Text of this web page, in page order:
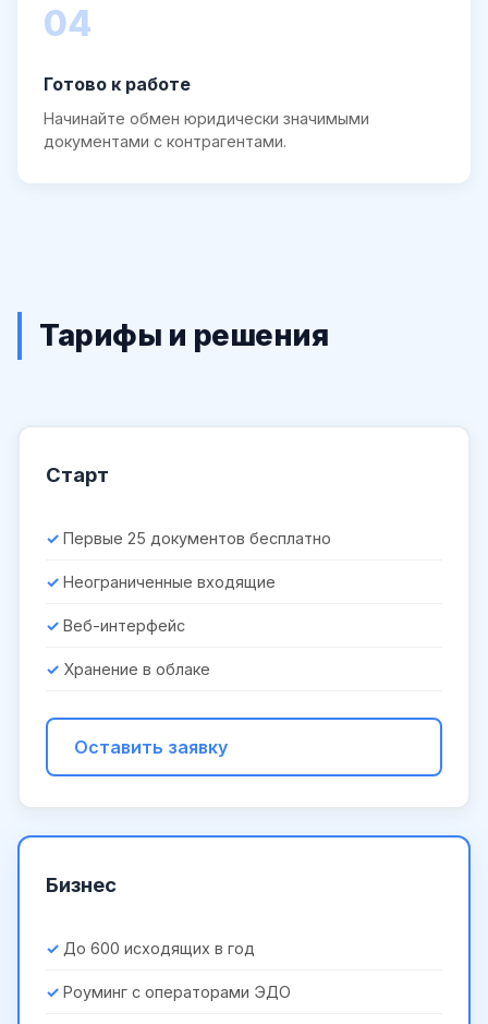
04
Готово к работе
Начинайте обмен юридически значимыми
документами с контрагентами.
Тарифы и решения
Старт
Первые 25 документов бесплатно
Неограниченные входящие
Веб-интерфейс
Хранение в облаке
Оставить заявку
Бизнес
До 600 исходящих в год
Роуминг с операторами ЭДО